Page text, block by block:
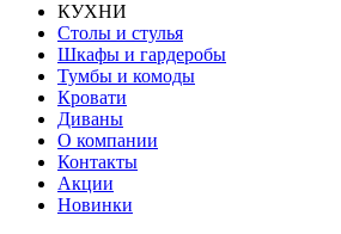
КУХНИ
Столы и стулья
Шкафы и гардеробы
Тумбы и комоды
Кровати
Диваны
О компании
Контакты
Акции
Новинки